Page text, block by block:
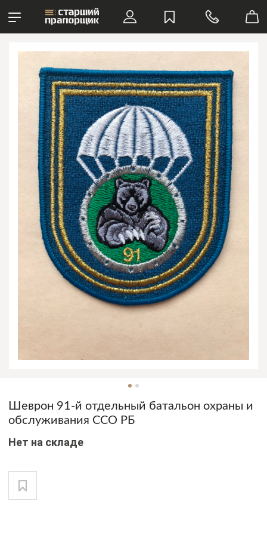
Шеврон 91-й отдельный батальон охраны и
обслуживания ССО РБ
Нет на складе